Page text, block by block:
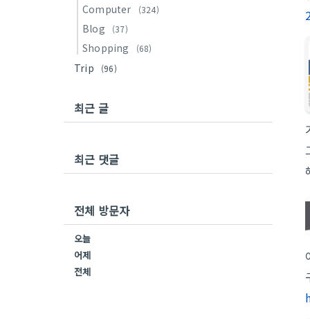
Computer (324)
Blog (37)
Shopping (68)
Trip (96)
최근 글
최근 댓글
전체 방문자
오늘
어제
전체